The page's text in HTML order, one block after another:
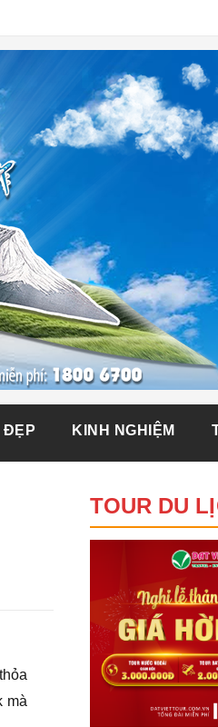
ĐẸP KINH NGHIỆM
mà
TOUR DU